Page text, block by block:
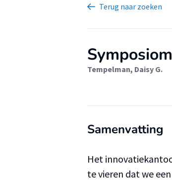
Terug naar zoeken
Tempelman, Daisy G.
Samenvatting
Het
te vieren dat we